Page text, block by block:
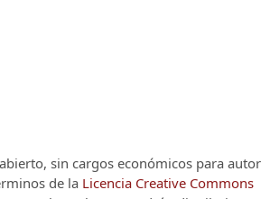
sin cargos económicos para
de la Licencia Creative Commons